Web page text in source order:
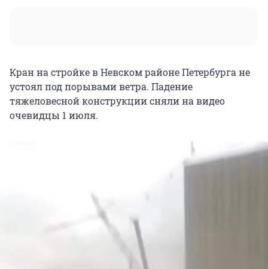
Кран на стройке в Невском районе Петербурга не
устоял под порывами ветра. Падение
тяжеловесной конструкции сняли на видео
очевидцы 1 июля.